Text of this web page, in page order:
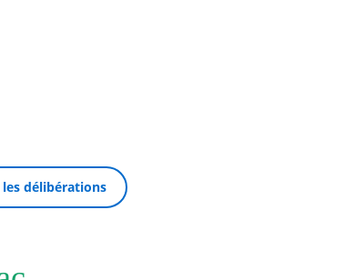
délibérations